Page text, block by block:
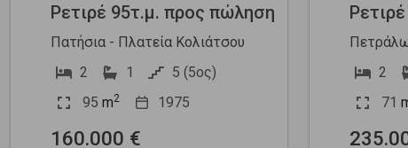
Ρετιρέ 95τ.μ. προς πώληση
Πατήσια - Πλατεία Κολιάτσου
2
1
5 (5ος)
95 m2 1975
160.000 €
2
71